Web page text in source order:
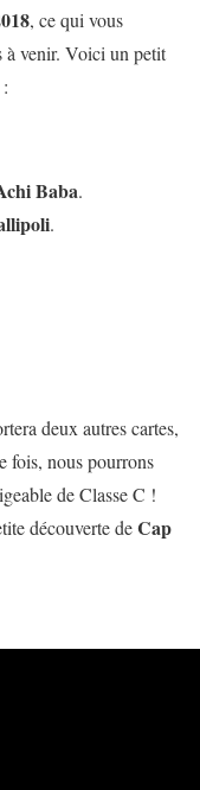
, ce qui vous
à venir. Voici un petit
Baba.
.
deux autres cartes,
fois, nous pourrons
de Classe C !
découverte deCap